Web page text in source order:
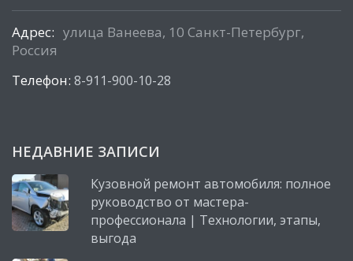
Адрес: улица Ванеева, 10 Санкт-Петербург,
Россия
Телефон: 8-911-900-10-28
НЕДАВНИЕ ЗАПИСИ
Кузовной ремонт автомобиля: полное
руководство от мастера-
профессионала | Технологии, этапы,
выгода